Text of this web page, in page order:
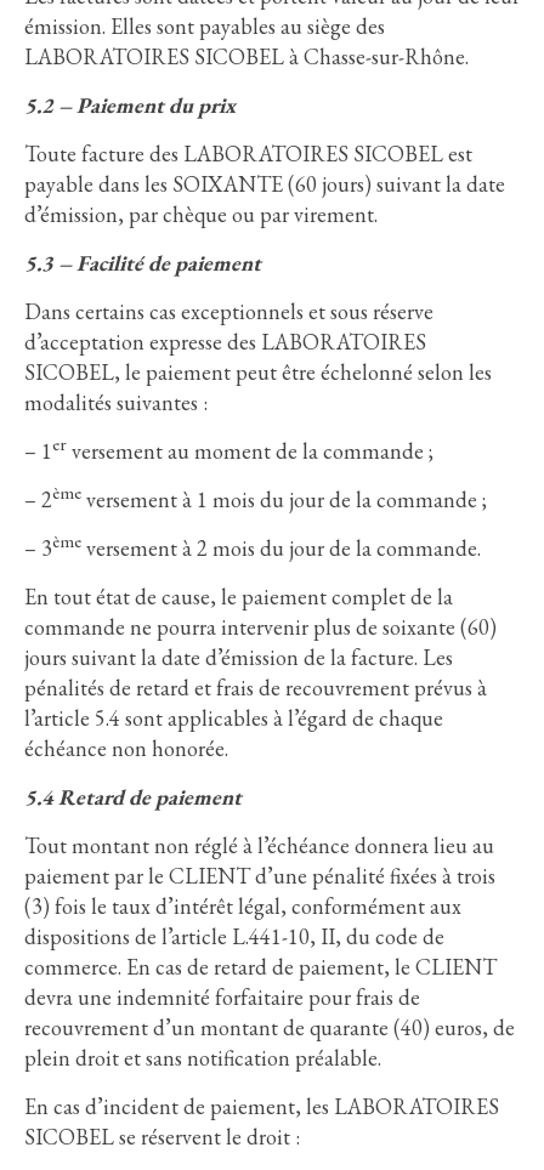
émission. Elles sont payables au siège des
LABORATOIRES SICOBEL à Chasse-sur-Rhône.
5.2 – Paiement du prix
Toute facture des LABORATOIRES SICOBEL est
payable dans les SOIXANTE (60 jours) suivant la date
d’émission, par chèque ou par virement.
5.3 – Facilité de paiement
Dans certains cas exceptionnels et sous réserve
d’acceptation expresse des LABORATOIRES
SICOBEL, le paiement peut être échelonné selon les
modalités suivantes :
– 1er versement au moment de la commande ;
– 2ème versement à 1 mois du jour de la commande ;
– 3ème versement à 2 mois du jour de la commande.
En tout état de cause, le paiement complet de la
commande ne pourra intervenir plus de soixante (60)
jours suivant la date d’émission de la facture. Les
pénalités de retard et frais de recouvrement prévus à
l’article 5.4 sont applicables à l’égard de chaque
échéance non honorée.
5.4 Retard de paiement
Tout montant non réglé à l’échéance donnera lieu au
paiement par le CLIENT d’une pénalité fixées à trois
(3) fois le taux d’intérêt légal, conformément aux
dispositions de l’article L.441-10, II, du code de
commerce. En cas de retard de paiement, le CLIENT
devra une indemnité forfaitaire pour frais de
recouvrement d’un montant de quarante (40) euros, de
plein droit et sans notification préalable.
En cas d’incident de paiement, les LABORATOIRES
SICOBEL se réservent le droit :